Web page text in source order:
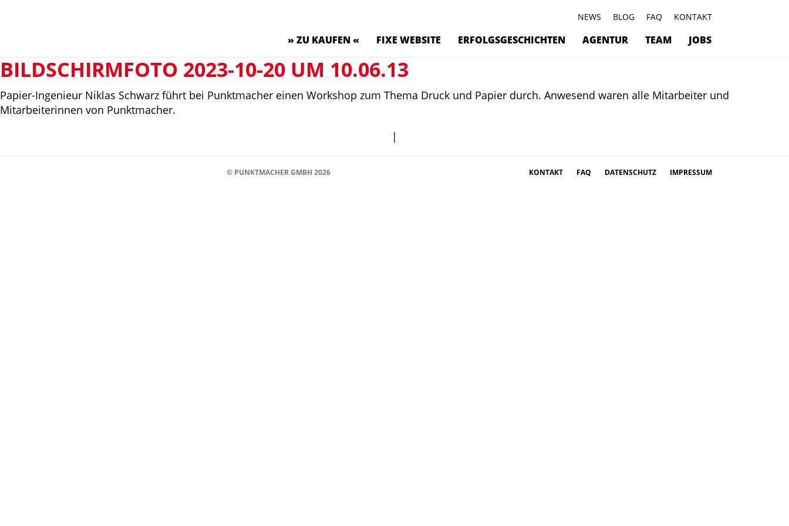
KONTAKT
FAQ
BLOG
NEWS
» ZU KAUFEN « FIXE WEBSITE ERFOLGSGESCHICHTEN AGENTUR TEAM JOBS
BILDSCHIRMFOTO 2023-10-20 UM 10.06.13
Papier-Ingenieur Niklas Schwarz führt bei Punktmacher einen Workshop zum Thema Druck und Papier durch. Anwesend waren alle Mitarbeiter und
Mitarbeiterinnen von Punktmacher.
|
© PUNKTMACHER GMBH 2026 KONTAKT FAQ DATENSCHUTZ IMPRESSUM